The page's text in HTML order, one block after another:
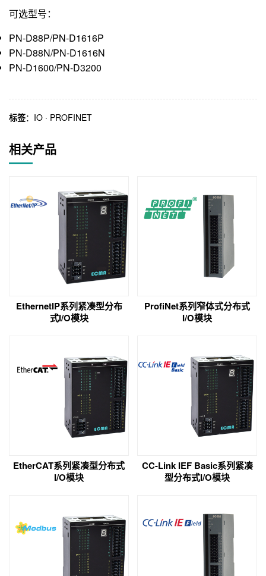
可选型号：
PN-D88P/PN-D1616P
PN-D88N/PN-D1616N
PN-D1600/PN-D3200
标签： IO · PROFINET
相关产品
EthernetIP系列紧凑型分布
式I/O模块
ProfiNet系列窄体式分布式
I/O模块
EtherCAT系列紧凑型分布式
I/O模块
CC-Link IEF Basic系列紧凑
型分布式I/O模块